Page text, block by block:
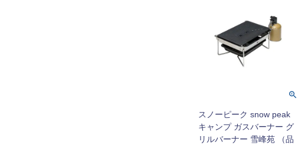
スノーピーク snow peak
キャンプ ガスバーナー グ
リルバーナー 雪峰苑 （品